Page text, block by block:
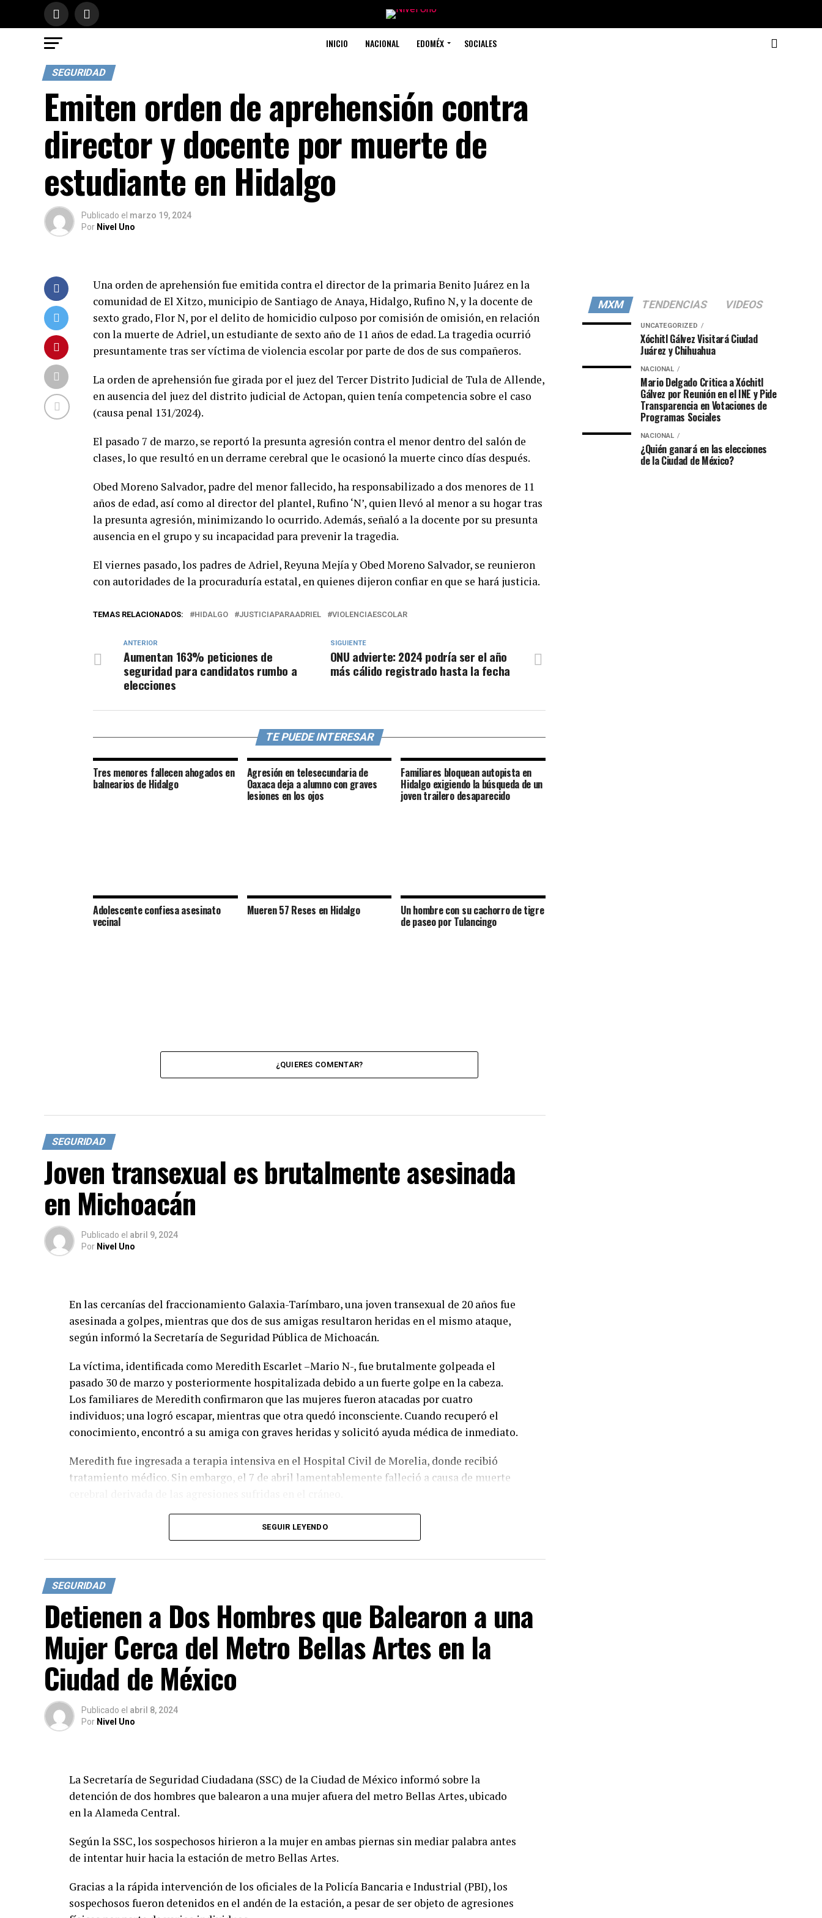
INICIO NACIONAL EDOMÉX SOCIALES
SEGURIDAD
Emiten orden de aprehensión contra
director y docente por muerte de
estudiante en Hidalgo
Publicado el marzo 19, 2024
Por Nivel Uno
Una orden de aprehensión fue emitida contra el director de la primaria Benito Juárez en la
comunidad de El Xitzo, municipio de Santiago de Anaya, Hidalgo, Rufino N, y la docente de
sexto grado, Flor N, por el delito de homicidio culposo por comisión de omisión, en relación
con la muerte de Adriel, un estudiante de sexto año de 11 años de edad. La tragedia ocurrió
presuntamente tras ser víctima de violencia escolar por parte de dos de sus compañeros.
La orden de aprehensión fue girada por el juez del Tercer Distrito Judicial de Tula de Allende,
en ausencia del juez del distrito judicial de Actopan, quien tenía competencia sobre el caso
(causa penal 131/2024).
El pasado 7 de marzo, se reportó la presunta agresión contra el menor dentro del salón de
clases, lo que resultó en un derrame cerebral que le ocasionó la muerte cinco días después.
Obed Moreno Salvador, padre del menor fallecido, ha responsabilizado a dos menores de 11
años de edad, así como al director del plantel, Rufino ‘N’, quien llevó al menor a su hogar tras
la presunta agresión, minimizando lo ocurrido. Además, señaló a la docente por su presunta
ausencia en el grupo y su incapacidad para prevenir la tragedia.
El viernes pasado, los padres de Adriel, Reyuna Mejía y Obed Moreno Salvador, se reunieron
con autoridades de la procuraduría estatal, en quienes dijeron confiar en que se hará justicia.
TEMAS RELACIONADOS: HIDALGO JUSTICIAPARAADRIEL VIOLENCIAESCOLAR
SIGUIENTE
ONU advierte: 2024 podría ser el año
más cálido registrado hasta la fecha
ANTERIOR
Aumentan 163% peticiones de
seguridad para candidatos rumbo a
elecciones
TE PUEDE INTERESAR
Tres menores fallecen ahogados en
balnearios de Hidalgo
Agresión en telesecundaria de
Oaxaca deja a alumno con graves
lesiones en los ojos
Familiares bloquean autopista en
Hidalgo exigiendo la búsqueda de un
joven trailero desaparecido
Adolescente confiesa asesinato
vecinal
Mueren 57 Reses en Hidalgo Un hombre con su cachorro de tigre
de paseo por Tulancingo
¿QUIERES COMENTAR?
SEGURIDAD
Joven transexual es brutalmente asesinada
en Michoacán
Publicado el abril 9, 2024
Por Nivel Uno
En las cercanías del fraccionamiento Galaxia-Tarímbaro, una joven transexual de 20 años fue
asesinada a golpes, mientras que dos de sus amigas resultaron heridas en el mismo ataque,
según informó la Secretaría de Seguridad Pública de Michoacán.
La víctima, identificada como Meredith Escarlet –Mario N-, fue brutalmente golpeada el
pasado 30 de marzo y posteriormente hospitalizada debido a un fuerte golpe en la cabeza.
Los familiares de Meredith confirmaron que las mujeres fueron atacadas por cuatro
individuos; una logró escapar, mientras que otra quedó inconsciente. Cuando recuperó el
conocimiento, encontró a su amiga con graves heridas y solicitó ayuda médica de inmediato.
Meredith fue ingresada a terapia intensiva en el Hospital Civil de Morelia, donde recibió
tratamiento médico. Sin embargo, el 7 de abril lamentablemente falleció a causa de muerte
Este trágico suceso se suma a una serie de ataques violentos contra personas trans en la
región. En enero de 2020, un hombre transexual fue asesinado con arma de fuego en la
cabecera municipal de Tarímbaro, mientras que en enero de este año, Miriam Ríos,
varios individuos encapuchados en Jacona, Michoacán.
SEGUIR LEYENDO
SEGURIDAD
Detienen a Dos Hombres que Balearon a una
Mujer Cerca del Metro Bellas Artes en la
Ciudad de México
Publicado el abril 8, 2024
Por Nivel Uno
La Secretaría de Seguridad Ciudadana (SSC) de la Ciudad de México informó sobre la
detención de dos hombres que balearon a una mujer afuera del metro Bellas Artes, ubicado
en la Alameda Central.
Según la SSC, los sospechosos hirieron a la mujer en ambas piernas sin mediar palabra antes
de intentar huir hacia la estación de metro Bellas Artes.
Gracias a la rápida intervención de los oficiales de la Policía Bancaria e Industrial (PBI), los
sospechosos fueron detenidos en el andén de la estación, a pesar de ser objeto de agresiones
MXM TENDENCIAS VIDEOS
UNCATEGORIZED
Xóchitl Gálvez Visitará Ciudad
Juárez y Chihuahua
NACIONAL
Mario Delgado Critica a Xóchitl
Gálvez por Reunión en el INE y Pide
Transparencia en Votaciones de
Programas Sociales
NACIONAL
¿Quién ganará en las elecciones
de la Ciudad de México?